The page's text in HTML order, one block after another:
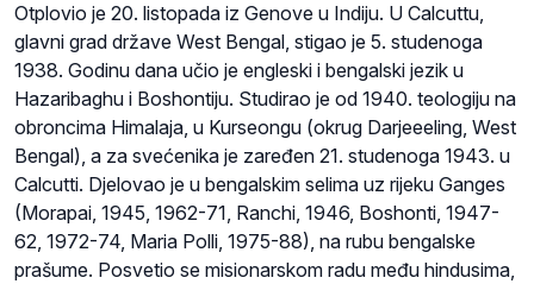
Otplovio je 20. listopada iz Genove u Indiju. U Calcuttu,
glavni grad države West Bengal, stigao je 5. studenoga
1938. Godinu dana učio je engleski i bengalski jezik u
Hazaribaghu i Boshontiju. Studirao je od 1940. teologiju na
obroncima Himalaja, u Kurseongu (okrug Darjeeeling, West
Bengal), a za svećenika je zaređen 21. studenoga 1943. u
Calcutti. Djelovao je u bengalskim selima uz rijeku Ganges
(Morapai, 1945, 1962-71, Ranchi, 1946, Boshonti, 1947-
62, 1972-74, Maria Polli, 1975-88), na rubu bengalske
prašume. Posvetio se misionarskom radu među hindusima,